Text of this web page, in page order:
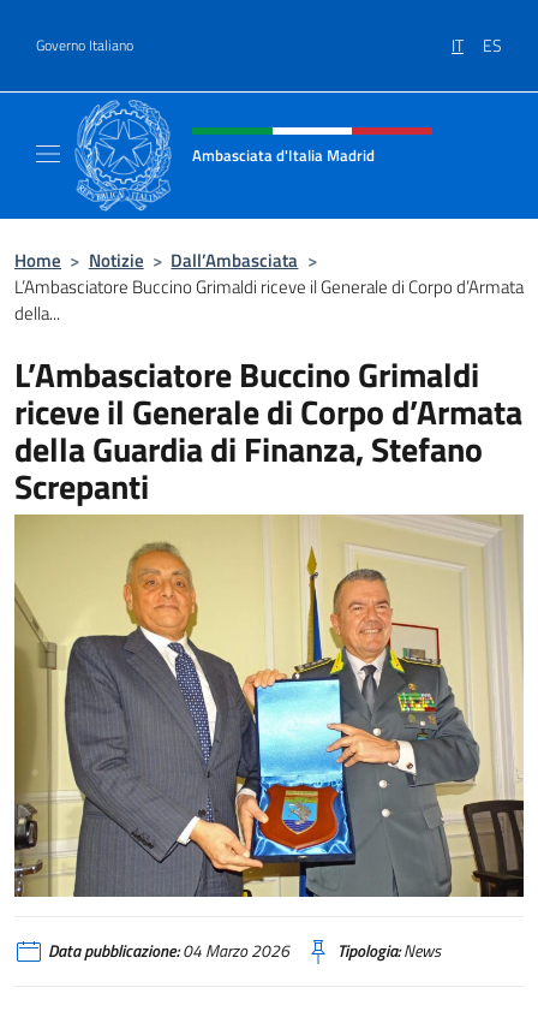
Governo Italiano IT ES
Intestazione sito, social e menù
Ambasciata d'Italia Madrid
Home > Notizie > Dall’Ambasciata >
L’Ambasciatore Buccino Grimaldi riceve il Generale di Corpo d’Armata
della...
L’Ambasciatore Buccino Grimaldi
riceve il Generale di Corpo d’Armata
della Guardia di Finanza, Stefano
Screpanti
Data pubblicazione:04 Marzo 2026 Tipologia:News